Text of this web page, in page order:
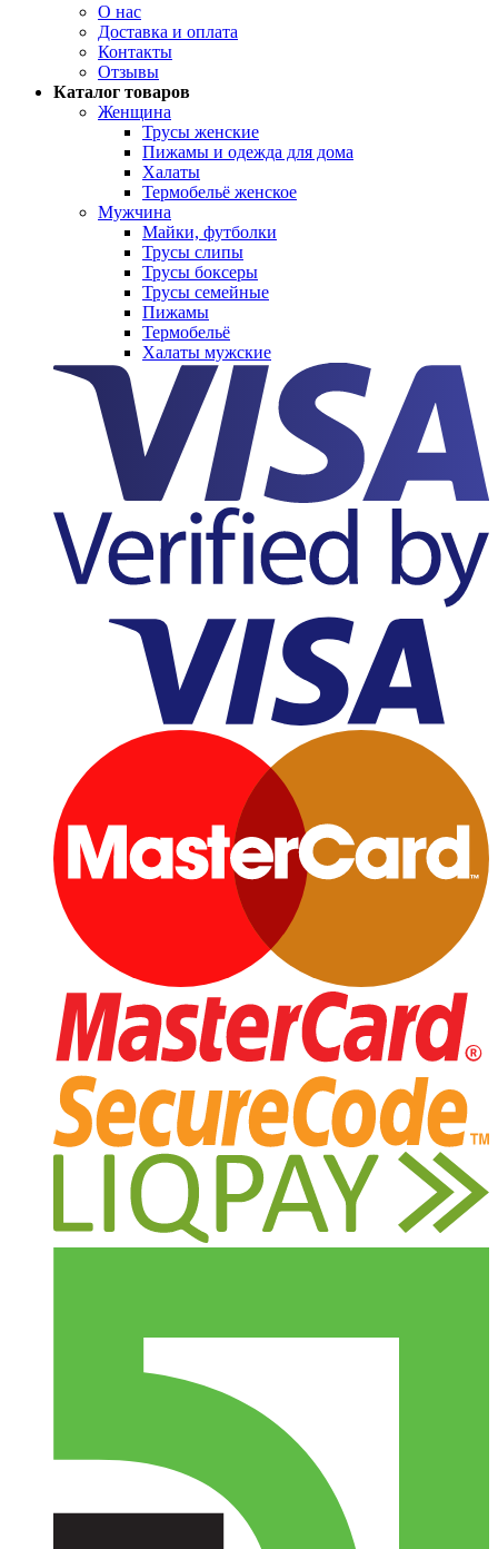
О нас
Доставка и оплата
Контакты
Отзывы
Каталог товаров
Женщина
Трусы женские
Пижамы и одежда для дома
Халаты
Термобельё женское
Мужчина
Майки, футболки
Трусы слипы
Трусы боксеры
Трусы семейные
Пижамы
Термобельё
Халаты мужские